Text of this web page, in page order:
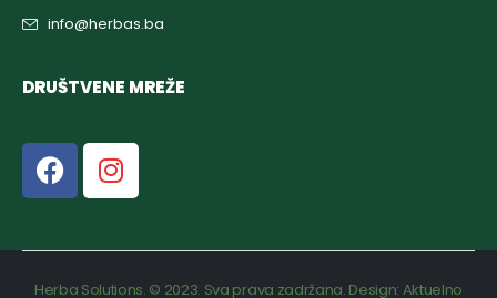
info@herbas.ba
DRUŠTVENE MREŽE
Herba Solutions. © 2023. Sva prava zadržana. Design: Aktuelno